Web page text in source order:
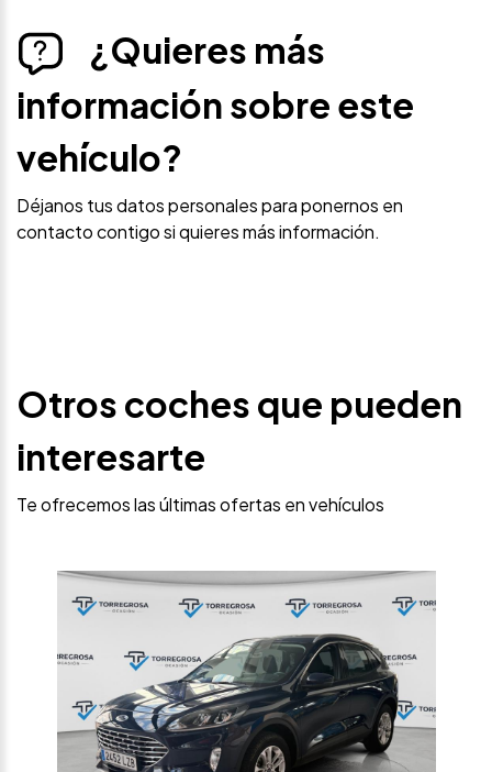
¿Quieres más
información sobre este
vehículo?
Déjanos tus datos personales para ponernos en
contacto contigo si quieres más información.
Otros coches que pueden
interesarte
Te ofrecemos las últimas ofertas en vehículos